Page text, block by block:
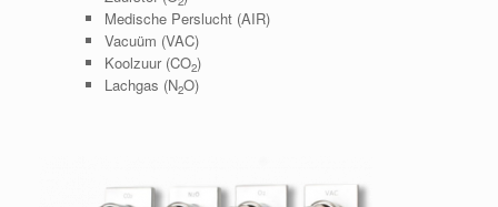
Medische Perslucht (AIR)
Vacuüm (VAC)
Koolzuur (CO2)
Lachgas (N2O)